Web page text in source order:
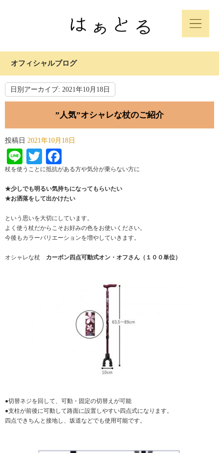
オフィシャルブログ
日別アーカイブ: 2021年10月18日
”人気”オシャレな杖のご紹介
投稿日 2021年10月18日
LineTwitter
杖を使うことに抵抗がある方や気分が乗らない方に
★少しでも明るい気持ちになってもらいたい
★お洒落をして出かけたい
という思いを大切にしています。
よく使う杖だからこそお好みの色をお使いください。
今後もカラーバリエーションを増やしていきます。
オシャレな杖 カーボン四点可動式オン・オフさん（１００単位）
●切替ネジを回して、可動・固定の切替えが可能
●支柱が前後に可動して路面に設置しやすい四点式になります。
四点できちんと接地し、坂道などでも使用可能です。